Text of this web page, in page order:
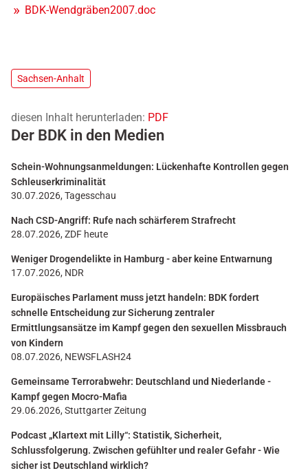
BDK-Wendgräben2007.doc
Sachsen-Anhalt
diesen Inhalt herunterladen: PDF
Der BDK in den Medien
Schein-Wohnungsanmeldungen: Lückenhafte Kontrollen gegen
Schleuserkriminalität
30.07.2026, Tagesschau
Nach CSD-Angriff: Rufe nach schärferem Strafrecht
28.07.2026, ZDF heute
Weniger Drogendelikte in Hamburg - aber keine Entwarnung
17.07.2026, NDR
Europäisches Parlament muss jetzt handeln: BDK fordert
schnelle Entscheidung zur Sicherung zentraler
Ermittlungsansätze im Kampf gegen den sexuellen Missbrauch
von Kindern
08.07.2026, NEWSFLASH24
Gemeinsame Terrorabwehr: Deutschland und Niederlande -
Kampf gegen Mocro-Mafia
29.06.2026, Stuttgarter Zeitung
Podcast „Klartext mit Lilly“: Statistik, Sicherheit,
Schlussfolgerung. Zwischen gefühlter und realer Gefahr - Wie
sicher ist Deutschland wirklich?